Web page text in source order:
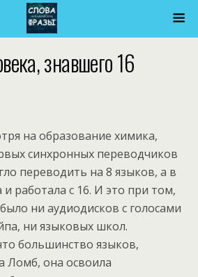
знавшего 16
на образование химика,
синхронных переводчиков
переводить на 8 языков, а в
работала с 16. И это при том,
ни аудиодисков с голосами
ни языковых школ.
большинство языков,
Ломб, она освоила